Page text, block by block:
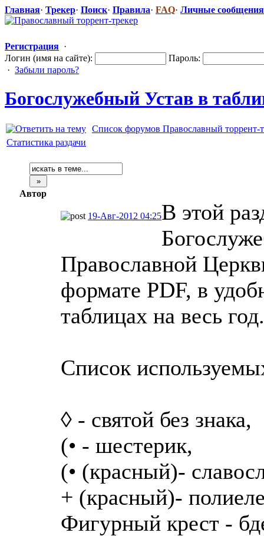
Главная· Трекер· Поиск· Правила· FAQ· Личные сообщения
Регистрация ·
Логин (имя на сайте):
Пароль:
· Забыли пароль?
Богослужебны​й Устав в
Список форумов Православный торрент-
Статистика раздачи
Автор
19-Авг-2012 04:25В этой
Православной
формате PDF, в
таблицах на весь год.
Список
◊ - святой без знака,
(• - шестерик,
(• (красный)-
+ (красный)-
Фигурный крест -